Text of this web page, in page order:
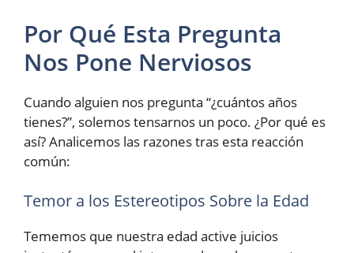
Por Qué Esta Pregunta
Nos Pone Nerviosos
Cuando alguien nos pregunta “¿cuántos años
tienes?”, solemos tensarnos un poco. ¿Por qué es
así? Analicemos las razones tras esta reacción
común:
Temor a los Estereotipos Sobre la Edad
Tememos que nuestra edad active juicios